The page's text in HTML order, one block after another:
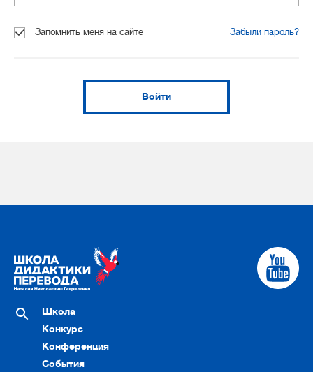
Запомнить меня на сайте Забыли пароль?
Войти
Школа
Конкурс
Конференция
События